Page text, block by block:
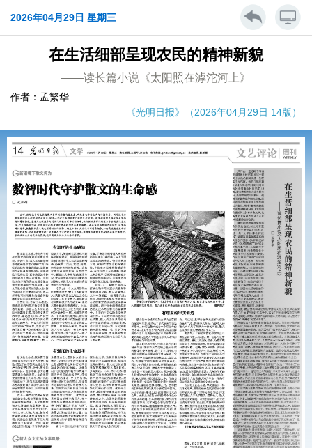
2026年04月29日 星期三
在生活细部呈现农民的精神新貌
——读长篇小说《太阳照在滹沱河上》
作者：孟繁华
《光明日报》（2026年04月29日 14版）